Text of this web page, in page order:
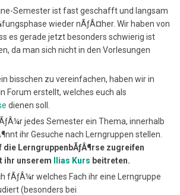
Semester ist fast geschafft und langsam
wieder nÃƒÂ¤her. Wir haben von
es gerade jetzt besonders schwierig ist
da man sich nicht in den Vorlesungen
bisschen zu vereinfachen, haben wir in
Forum erstellt, welches euch als
dienen soll.
jedes Semester ein Thema, innerhalb
ihr Gesuche nach Lerngruppen stellen.
die LerngruppenbÃƒÂ¶rse zugreifen
ihr unserem
Ilias Kurs beitreten.
fÃƒÂ¼r welches Fach ihr eine Lerngruppe
(besonders bei